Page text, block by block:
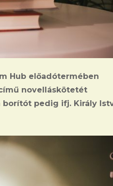
Hub előadótermében
novelláskötetét
pedig ifj. Király